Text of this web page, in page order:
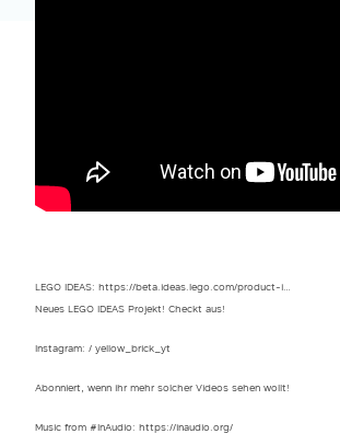
LEGO IDEAS: https://beta.ideas.lego.com/product-i…
Neues LEGO IDEAS Projekt! Checkt aus!
Instagram: / yellow_brick_yt
Abonniert, wenn ihr mehr solcher Videos sehen wollt!
Music from #InAudio: https://inaudio.org/